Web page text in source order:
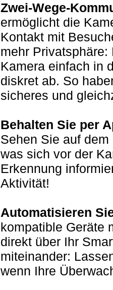
Zwei-Wege-
ermöglicht die
Kontakt mit
mehr
Kamera einfach in
diskret ab. So
sicheres und
Behalten Sie per
Sehen Sie auf
was sich vor der
Erkennung
Aktivität!
Automatisieren
kompatible Geräte
direkt über Ihr
miteinander:
wenn Ihre